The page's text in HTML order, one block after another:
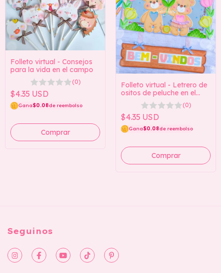
Folleto virtual - Consejos
para la vida en el campo
(0)
$4.35 USD
Gana$0.08de reembolso
Folleto virtual - Letrero de
ositos de peluche en el
(0)
$4.35 USD
Gana$0.08de reembolso
Seguinos